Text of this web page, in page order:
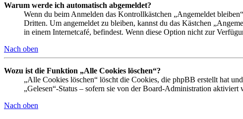
Warum werde ich automatisch abgemeldet?
Wenn du beim Anmelden das Kontrollkästchen „Angemeldet
Dritten. Um angemeldet zu bleiben, kannst du das Kästchen
in einem Internetcafé, befindest. Wenn diese Option nicht zur
Nach oben
Wozu ist die Funktion „Alle Cookies löschen“?
„Alle Cookies löschen“ löscht die Cookies, die phpBB erstellt hat
„Gelesen“-Status – sofern sie von der Board-Administration
Nach oben